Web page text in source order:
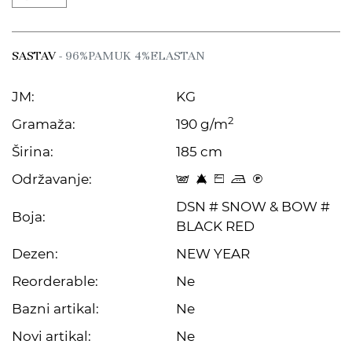
SASTAV- 96%PAMUK 4%ELASTAN
JM:
KG
Gramaža:
190 g/m2
Širina:
185 cm
Održavanje:
t 8 Z p C
Boja:
DSN # SNOW & BOW #
BLACK RED
Dezen:
NEW YEAR
Reorderable:
Ne
Bazni artikal:
Ne
Novi artikal:
Ne